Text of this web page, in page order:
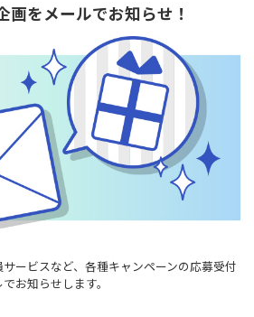
画をメールでお知らせ！
ービスなど、各種キャンペーンの応募受付
お知らせします。